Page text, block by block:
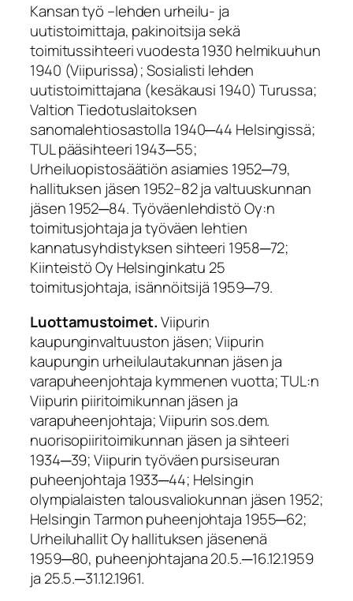
Kansan työ –lehden urheilu- ja
uutistoimittaja, pakinoitsija sekä
toimitussihteeri vuodesta 1930 helmikuuhun
1940 (Viipurissa); Sosialisti lehden
uutistoimittajana (kesäkausi 1940) Turussa;
Valtion Tiedotuslaitoksen
sanomalehtiosastolla 1940─44 Helsingissä;
TUL pääsihteeri 1943─55;
Urheiluopistosäätiön asiamies 1952─79,
hallituksen jäsen 1952–82 ja valtuuskunnan
jäsen 1952─84. Työväenlehdistö Oy:n
toimitusjohtaja ja työväen lehtien
kannatusyhdistyksen sihteeri 1958─72;
Kiinteistö Oy Helsinginkatu 25
toimitusjohtaja, isännöitsijä 1959─79.
Luottamustoimet.Viipurin
kaupunginvaltuuston jäsen; Viipurin
kaupungin urheilulautakunnan jäsen ja
varapuheenjohtaja kymmenen vuotta; TUL:n
Viipurin piiritoimikunnan jäsen ja
varapuheenjohtaja; Viipurin sos.dem.
nuorisopiiritoimikunnan jäsen ja sihteeri
1934─39; Viipurin työväen pursiseuran
puheenjohtaja 1933─44; Helsingin
olympialaisten talousvaliokunnan jäsen 1952;
Helsingin Tarmon puheenjohtaja 1955─62;
Urheiluhallit Oy hallituksen jäsenenä
1959─80, puheenjohtajana 20.5.─16.12.1959
ja 25.5.─31.12.1961.